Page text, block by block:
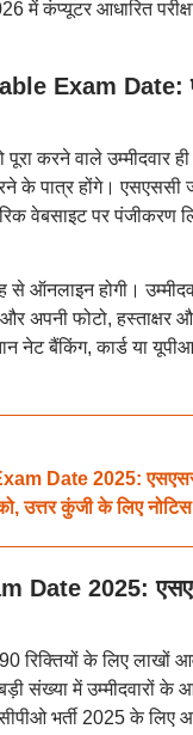
में कंप्यूटर आधारित
Exam Date:
करने वाले उम्मीदवार
के पात्र होंगे। एसएससी
वेबसाइट पर पंजीकरण
से ऑनलाइन होगी।
अपनी फोटो, हस्ताक्षर
नेट बैंकिंग, कार्ड या
Date 2025:
उत्तर कुंजी के लिए नोटिस
Date 2025:
रिक्तियों के लिए लाखों
संख्या में उम्मीदवारों के
भर्ती 2025 के लिए